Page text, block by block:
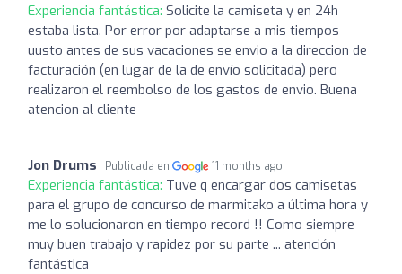
Experiencia fantástica: Solicite la camiseta y en 24h
estaba lista. Por error por adaptarse a mis tiempos
uusto antes de sus vacaciones se envio a la direccion de
facturación (en lugar de la de envío solicitada) pero
realizaron el reembolso de los gastos de envio. Buena
atencion al cliente
Jon Drums Publicada en 11 months ago
Experiencia fantástica: Tuve q encargar dos camisetas
para el grupo de concurso de marmitako a última hora y
me lo solucionaron en tiempo record !! Como siempre
muy buen trabajo y rapidez por su parte ... atención
fantástica